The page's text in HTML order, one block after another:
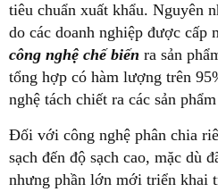
tiêu chuẩn xuất khẩu. Nguyên
do các doanh nghiệp được cấp
công nghệ chế biến ra sản
tổng hợp có hàm lượng trên
nghệ tách chiết ra các sản
Đối với công nghệ phân chia
sạch đến độ sạch cao, mặc dù
nhưng phần lớn mới triển khai